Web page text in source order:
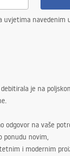
uvjetima navedenim
debitirala je na
odgovor na vaše
ponudu novim,
i modernim